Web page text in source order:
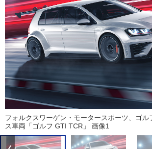
フォルクスワーゲン・モータースポーツ、ゴル
ス車両「ゴルフ GTI TCR」 画像1